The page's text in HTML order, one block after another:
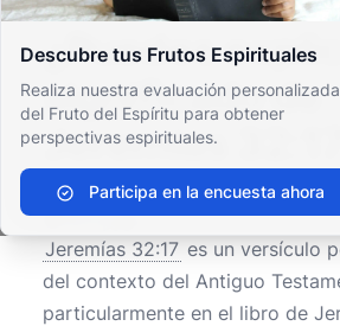
Descubre tus Frutos Espirituales
Realiza nuestra evaluación personalizada
del Fruto del Espíritu para obtener
perspectivas espirituales.
Participa en la encuesta ahora
¿Puedes explicar el significado
¿Puedes
significado de
Jeremías
0 0 263
Jeremías 32:17 es un versículo
del contexto del Antiguo
particularmente en el libro de